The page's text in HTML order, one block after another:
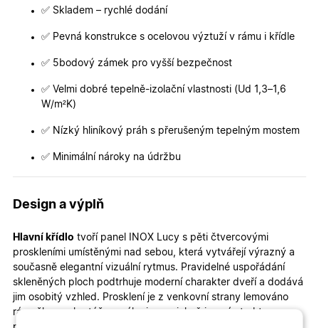
✅ Skladem – rychlé dodání
✅ Pevná konstrukce s ocelovou výztuží v rámu i křídle
✅ 5bodový zámek pro vyšší bezpečnost
✅ Velmi dobré tepelně-izolační vlastnosti (Ud 1,3–1,6
W/m²K)
✅ Nízký hliníkový práh s přerušeným tepelným mostem
✅ Minimální nároky na údržbu
Design a výplň
Hlavní křídlo tvoří panel INOX Lucy s pěti čtvercovými
proskleními umístěnými nad sebou, která vytvářejí výrazný a
současně elegantní vizuální rytmus. Pravidelné uspořádání
skleněných ploch podtrhuje moderní charakter dveří a dodává
jim osobitý vzhled. Prosklení je z venkovní strany lemováno
rámečkem z kartáčovaného inoxu, jehož jemná struktura